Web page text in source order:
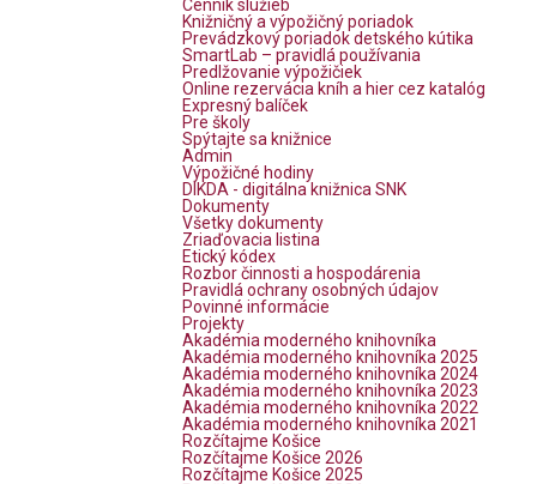
Cenník služieb
Knižničný a výpožičný poriadok
Prevádzkový poriadok detského kútika
SmartLab – pravidlá používania
Predlžovanie výpožičiek
Online rezervácia kníh a hier cez katalóg
Expresný balíček
Pre školy
Spýtajte sa knižnice
Admin
Výpožičné hodiny
DIKDA - digitálna knižnica SNK
Dokumenty
Všetky dokumenty
Zriaďovacia listina
Etický kódex
Rozbor činnosti a hospodárenia
Pravidlá ochrany osobných údajov
Povinné informácie
Projekty
Akadémia moderného knihovníka
Akadémia moderného knihovníka 2025
Akadémia moderného knihovníka 2024
Akadémia moderného knihovníka 2023
Akadémia moderného knihovníka 2022
Akadémia moderného knihovníka 2021
Rozčítajme Košice
Rozčítajme Košice 2026
Rozčítajme Košice 2025